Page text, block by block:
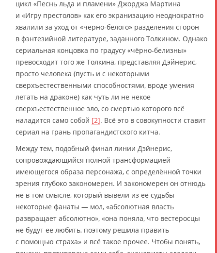
цикл «Песнь льда и пламени» Джорджа Мартина
и «Игру престолов» как его экранизацию неоднократно
хвалили за уход от «чёрно-белого» разделения сторон
в фэнтезийной литературе, заданного Толкином. Однако
сериальная концовка по градусу «чёрно-белизны»
превосходит того же Толкина, представляя Дэйнерис,
просто человека (пусть и с некоторыми
сверхъестественными способностями, вроде умения
летать на драконе) как чуть ли не некое
сверхъестественное зло, со смертью которого всё
наладится само собой [2]. Всё это в совокупности ставит
сериал на грань пропагандистского китча.
Между тем, подобный финал линии Дэйнерис,
сопровождающийся полной трансформацией
имеющегося образа персонажа, с определённой точки
зрения глубоко закономерен. И закономерен он отнюдь
не в том смысле, который вывели из её судьбы
некоторые фанаты — мол, «абсолютная власть
развращает абсолютно», «она поняла, что вестеросцы
не будут её любить, поэтому решила править
с помощью страха» и всё такое прочее. Чтобы понять,